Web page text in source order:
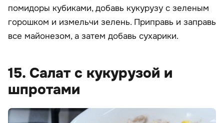
помидоры кубиками, добавь кукурузу с зеленым
горошком и измельчи зелень. Приправь и заправь
все майонезом, а затем добавь сухарики.
15. Салат с кукурузой и
шпротами